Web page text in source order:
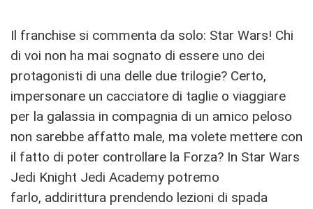
Il franchise si commenta da solo: Star Wars! Chi
di voi non ha mai sognato di essere uno dei
protagonisti di una delle due trilogie? Certo,
impersonare un cacciatore di taglie o viaggiare
per la galassia in compagnia di un amico peloso
non sarebbe affatto male, ma volete mettere con
il fatto di poter controllare la Forza? In Star Wars
Jedi Knight Jedi Academy potremo
farlo, addirittura prendendo lezioni di spada